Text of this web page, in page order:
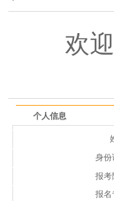
欢
个人信息
身份
报考
报名